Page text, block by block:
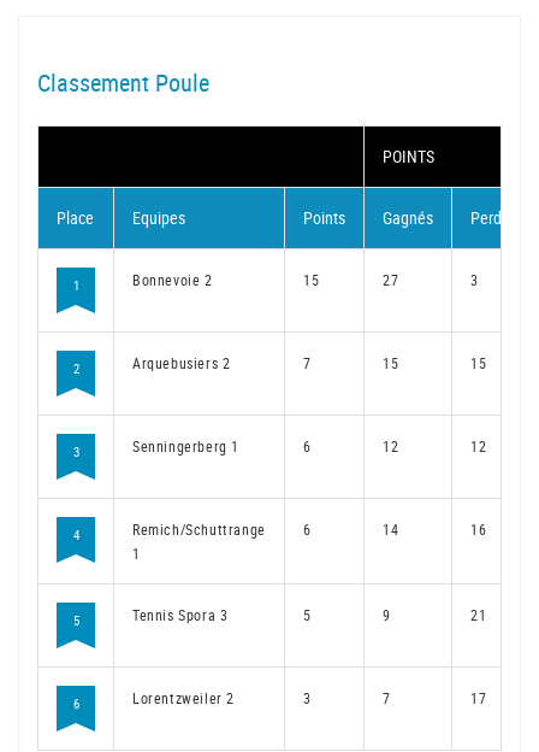
Classement Poule
POINTS
Place Equipes Points Gagnés Perdus
1 Bonnevoie 2 15 27 3
2 Arquebusiers 2 7 15 15
3 Senningerberg 1 6 12 12
4
Remich/Schuttrange
1
6 14 16
5 Tennis Spora 3 5 9 21
6 Lorentzweiler 2 3 7 17